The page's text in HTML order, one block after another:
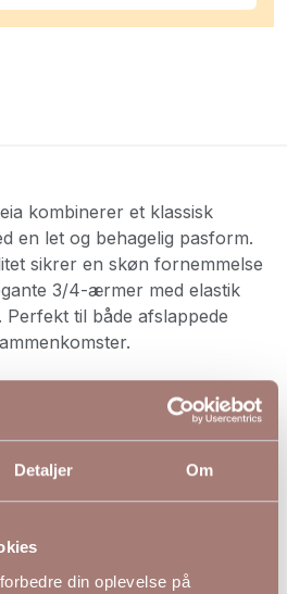
Detaljer Om
din oplevelse på
kombinerer et klassisk
en let og behagelig pasform.
sikrer en skøn fornemmelse
3/4-ærmer med elastik
til både afslappede
M
130 140
150
73